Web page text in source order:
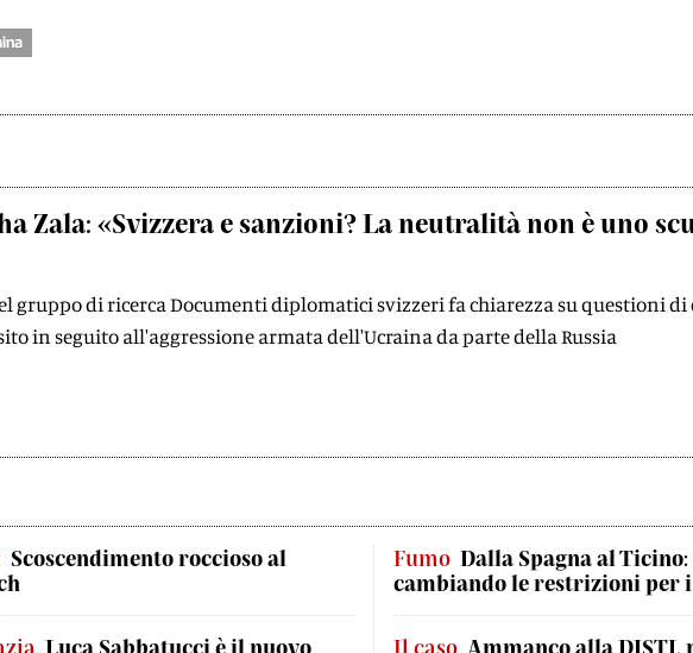
Zala: «Svizzera e sanzioni? La neutralità non è uno
gruppo di ricerca Documenti diplomatici svizzeri fa chiarezza su questioni di
in seguito all'aggressione armata dell'Ucraina da parte della Russia
Scoscendimento roccioso al
Luca Sabbatucci è il nuovo
Fumo Dalla Spagna al
cambiando le restrizioni per
Il caso Ammanco alla DISTI,